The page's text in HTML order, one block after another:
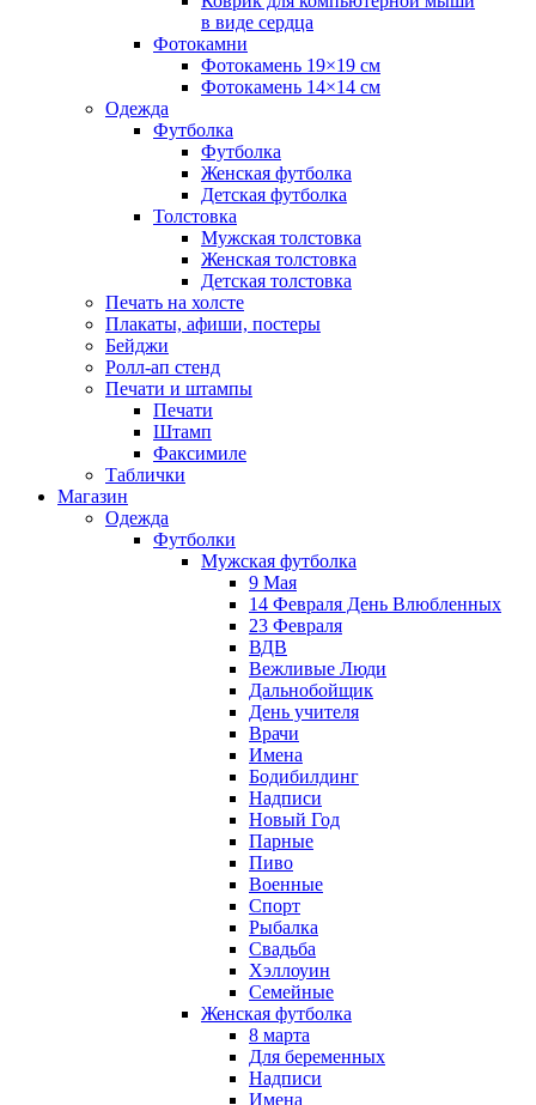
в виде сердца
Фотокамни
Фотокамень 19×19 см
Фотокамень 14×14 см
Одежда
Футболка
Футболка
Женская футболка
Детская футболка
Толстовка
Мужская толстовка
Женская толстовка
Детская толстовка
Печать на холсте
Плакаты, афиши, постеры
Бейджи
Ролл-ап стенд
Печати и штампы
Печати
Штамп
Факсимиле
Таблички
Магазин
Одежда
Футболки
Мужская футболка
9 Мая
14 Февраля День Влюбленных
23 Февраля
ВДВ
Вежливые Люди
Дальнобойщик
День учителя
Врачи
Имена
Бодибилдинг
Надписи
Новый Год
Парные
Пиво
Военные
Спорт
Рыбалка
Свадьба
Хэллоуин
Семейные
Женская футболка
8 марта
Для беременных
Надписи
Имена